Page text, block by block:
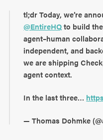
tl;dr Today, we’re
@EntireHQto build
agent–human
independent, and
we are shipping
agent context.
In the last three…
— Thomas Dohmke